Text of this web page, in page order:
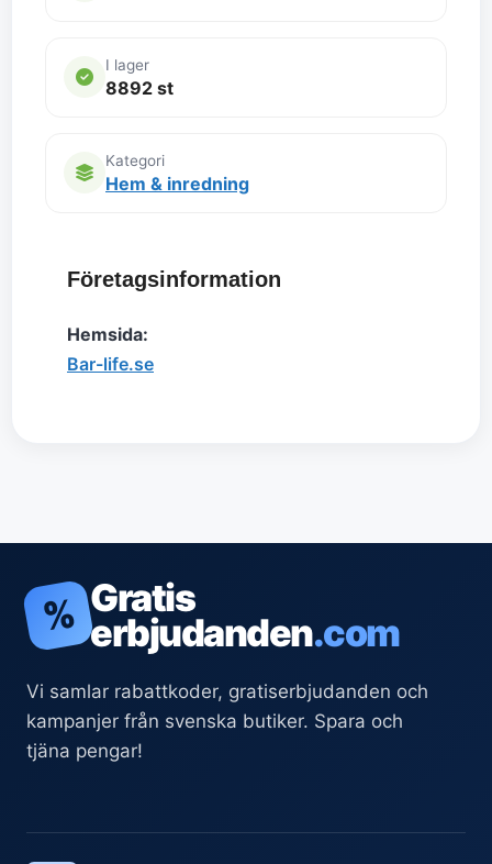
I lager
8892 st
Kategori
Hem & inredning
Företagsinformation
Hemsida:
Bar-life.se
% Gratis
erbjudanden.com
Vi samlar rabattkoder, gratiserbjudanden och
kampanjer från svenska butiker. Spara och
tjäna pengar!